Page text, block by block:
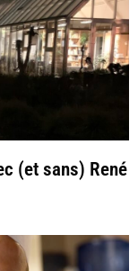
(et sans) René